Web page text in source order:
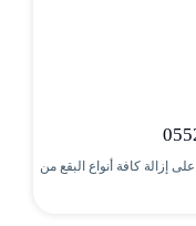
إزالة كافة أنواع البقع من